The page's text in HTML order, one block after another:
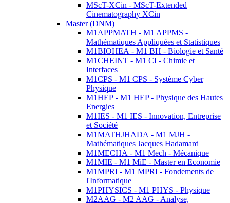
MScT-XCin - MScT-Extended
Cinematography XCin
Master (DNM)
M1APPMATH - M1 APPMS -
Mathématiques Appliquées et Statistiques
M1BIOHEA - M1 BH - Biologie et Santé
M1CHEINT - M1 CI - Chimie et
Interfaces
M1CPS - M1 CPS - Système Cyber
Physique
M1HEP - M1 HEP - Physique des Hautes
Energies
M1IES - M1 IES - Innovation, Entreprise
et Société
M1MATHJHADA - M1 MJH -
Mathématiques Jacques Hadamard
M1MECHA - M1 Mech - Mécanique
M1MIE - M1 MiE - Master en Economie
M1MPRI - M1 MPRI - Fondements de
l'Informatique
M1PHYSICS - M1 PHYS - Physique
M2AAG - M2 AAG - Analyse,